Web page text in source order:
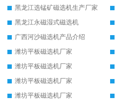
黑龙江选锰矿磁选机生产厂家
黑龙江永磁湿式磁选机
广西河沙磁选机产品介绍
潍坊平板磁选机厂家
潍坊平板磁选机厂家
潍坊平板磁选机厂家
潍坊平板磁选机厂家